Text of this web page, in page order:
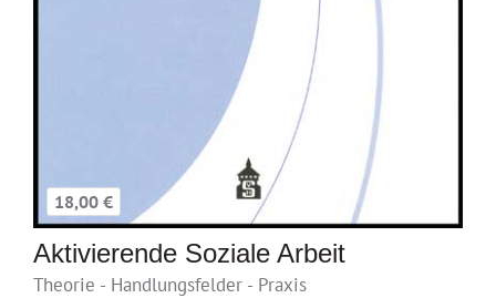
18,00 €
Aktivierende Soziale Arbeit
Theorie - Handlungsfelder - Praxis